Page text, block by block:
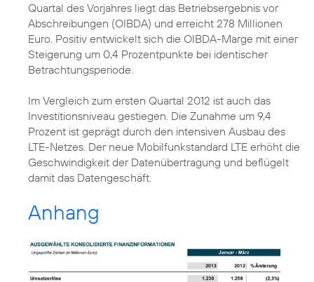
Quartal des Vorjahres liegt das Betriebsergebnis vor
Abschreibungen (OIBDA) und erreicht 278 Millionen
Euro. Positiv entwickelt sich die OIBDA-Marge mit einer
Steigerung um 0,4 Prozentpunkte bei identischer
Betrachtungsperiode.
Im Vergleich zum ersten Quartal 2012 ist auch das
Investitionsniveau gestiegen. Die Zunahme um 9,4
Prozent ist geprägt durch den intensiven Ausbau des
LTE-Netzes. Der neue Mobilfunkstandard LTE erhöht die
Geschwindigkeit der Datenübertragung und beflügelt
damit das Datengeschäft.
Anhang